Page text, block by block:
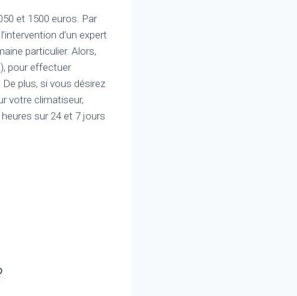
et 1500 euros. Par
d’un expert
particulier. Alors,
pour effectuer
plus, si vous désirez
votre climatiseur,
sur 24 et 7 jours